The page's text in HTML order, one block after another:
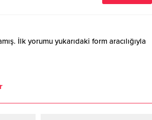
İlk yorumu yukarıdaki form aracılığıyla